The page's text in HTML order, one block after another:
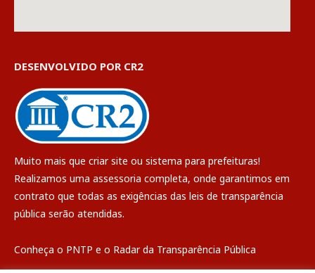
DESENVOLVIDO POR CR2
Muito mais que criar site ou sistema para prefeituras!
Realizamos uma assessoria completa, onde garantimos em
contrato que todas as exigências das leis de transparência
pública serão atendidas.
Conheça o PNTP e o Radar da Transparência Pública